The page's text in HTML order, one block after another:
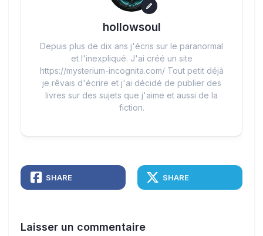
hollowsoul
Depuis plus de dix ans j'écris sur le paranormal
et l'inexpliqué. J'ai créé un site
https://mysterium-incognita.com/ Tout petit déjà
je rêvais d'écrire et j'ai décidé de publier des
livres sur des sujets que j'aime et aussi de la
fiction.
SHARE SHARE
Laisser un commentaire